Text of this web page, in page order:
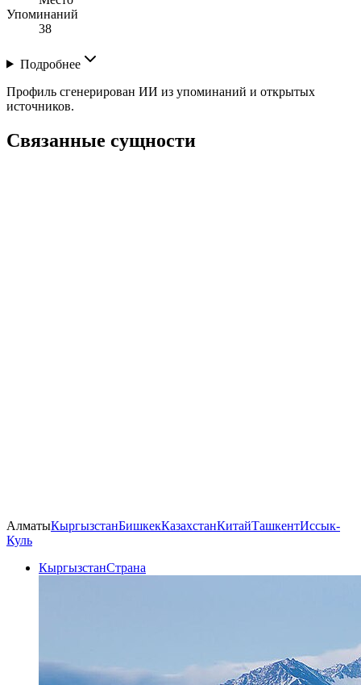
Упоминаний
38
Подробнее
Профиль сгенерирован ИИ из упоминаний и открытых
источников.
Связанные сущности
АлматыКыргызстанБишкекКазахстанКитайТашкентИссык-
Куль
КыргызстанСтрана